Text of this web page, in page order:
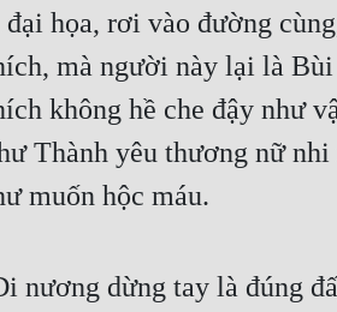
đại họa, rơi vào đường
mà người này lại là Bùi
không hề che đậy như
Thành yêu thương nữ
muốn hộc máu.
nương dừng tay là đúng